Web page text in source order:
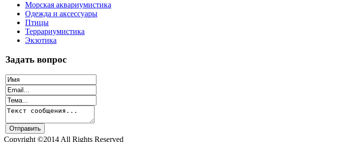
Морская аквариумистика
Одежда и аксессуары
Птицы
Террариумистика
Экзотика
Задать вопрос
Copyright ©2014 All Rights Reserved